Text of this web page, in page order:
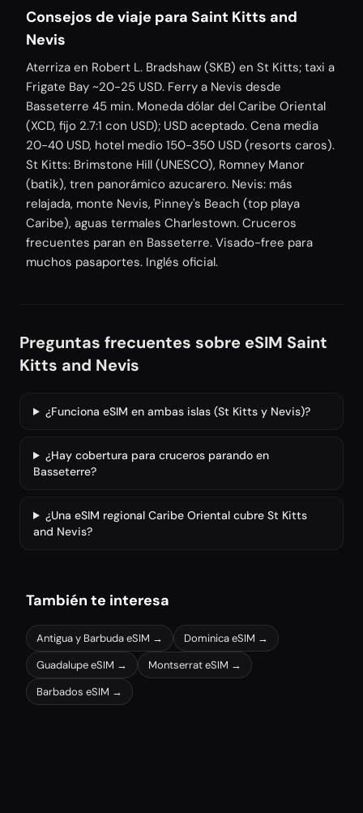
Consejos de viaje para Saint Kitts and
Nevis
Aterriza en Robert L. Bradshaw (SKB) en St Kitts; taxi a
Frigate Bay ~20-25 USD. Ferry a Nevis desde
Basseterre 45 min. Moneda dólar del Caribe Oriental
(XCD, fijo 2.7:1 con USD); USD aceptado. Cena media
20-40 USD, hotel medio 150-350 USD (resorts caros).
St Kitts: Brimstone Hill (UNESCO), Romney Manor
(batik), tren panorámico azucarero. Nevis: más
relajada, monte Nevis, Pinney's Beach (top playa
Caribe), aguas termales Charlestown. Cruceros
frecuentes paran en Basseterre. Visado-free para
muchos pasaportes. Inglés oficial.
Preguntas frecuentes sobre eSIM Saint
Kitts and Nevis
¿Funciona eSIM en ambas islas (St Kitts y Nevis)?
¿Hay cobertura para cruceros parando en
Basseterre?
¿Una eSIM regional Caribe Oriental cubre St Kitts
and Nevis?
También te interesa
Antigua y BarbudaeSIM → DominicaeSIM →
GuadalupeeSIM → MontserrateSIM →
Barbados eSIM →